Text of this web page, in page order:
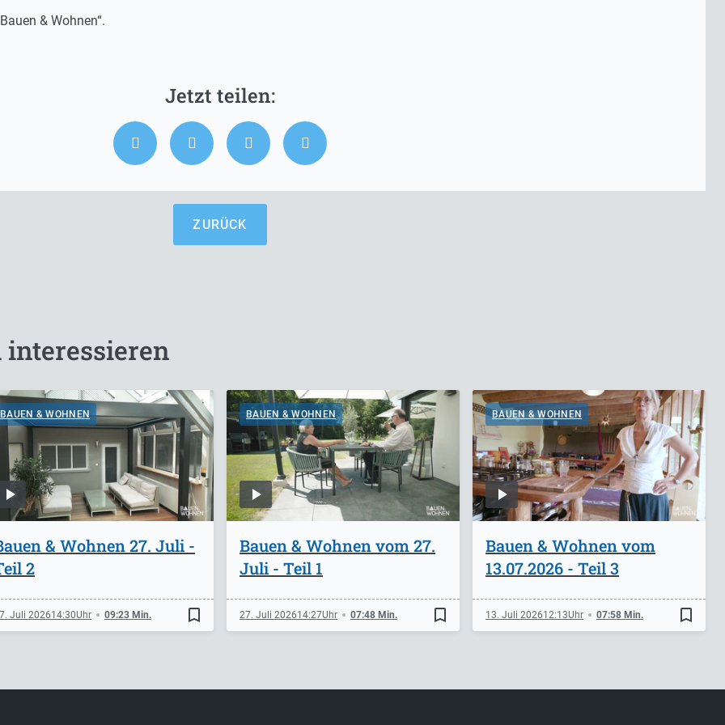
& Wohnen“.
ZURÜCK
interessieren
BAUEN & WOHNEN
& Wohnen 27. Juli -
2
Juli 202614:30 09:23 Min. bookmark_border
BAUEN & WOHNEN
Bauen & Wohnen vom 27.
Juli - Teil 1
27. Juli 202614:27 07:48 Min. bookmark_border
BAUEN & WOHNEN
Bauen & Wohnen vom
13.07.2026 - Teil 3
13. Juli 202612:13 07:58 Min. bookmark_border